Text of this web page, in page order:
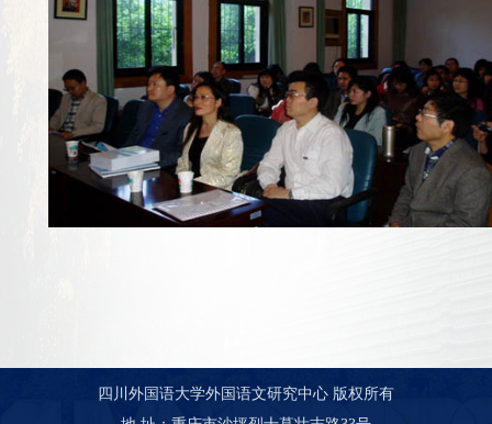
四川外国语大学外国语文研究中心 版权所有